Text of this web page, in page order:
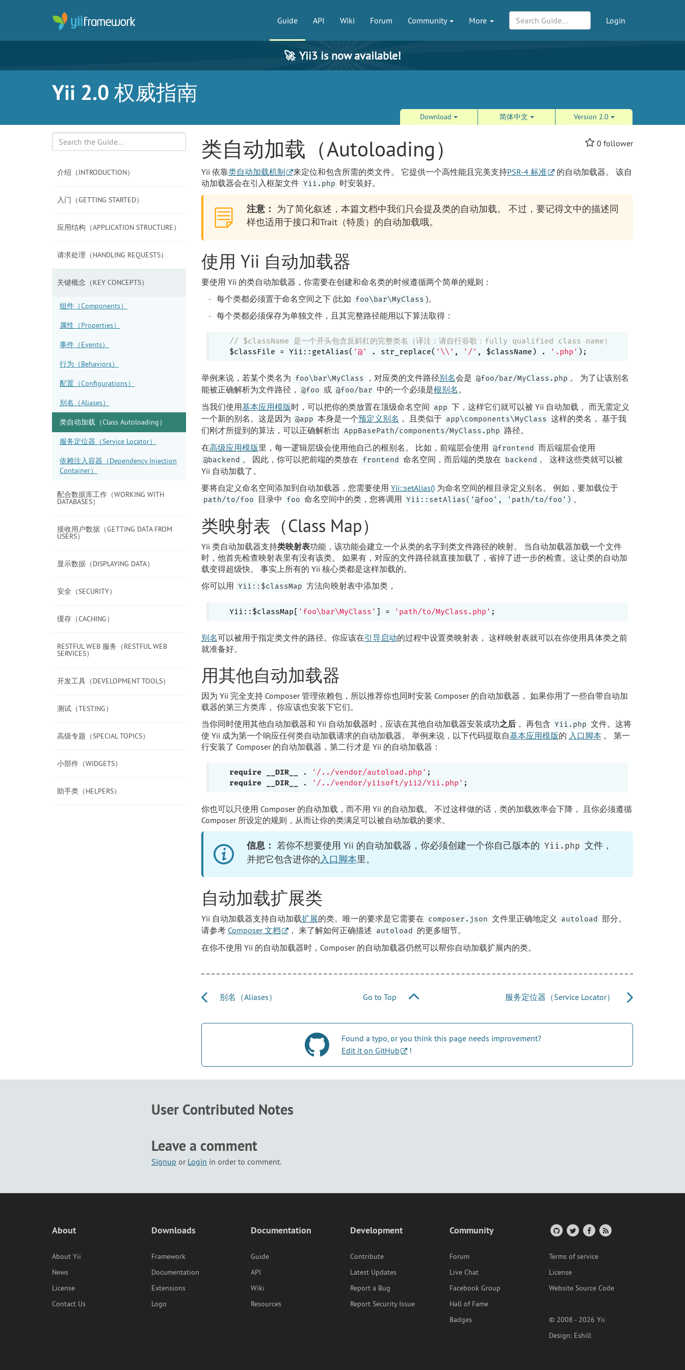
Guide API Wiki Forum Community More Login
🚀 Yii3 is now available!
Yii 2.0 权威指南
Download 简体中文 Version 2.0
介绍（INTRODUCTION）
入门（GETTING STARTED）
应用结构（APPLICATION STRUCTURE）
请求处理（HANDLING REQUESTS）
关键概念（KEY CONCEPTS）
组件（Components）
属性（Properties）
事件（Events）
行为（Behaviors）
配置（Configurations）
别名（Aliases）
类自动加载（Class Autoloading）
服务定位器（Service Locator）
依赖注入容器（Dependency Injection
Container）
配合数据库工作（WORKING WITH
DATABASES）
接收用户数据（GETTING DATA FROM
USERS）
显示数据（DISPLAYING DATA）
安全（SECURITY）
缓存（CACHING）
RESTFUL WEB 服务（RESTFUL WEB
SERVICES）
开发工具（DEVELOPMENT TOOLS）
测试（TESTING）
高级专题（SPECIAL TOPICS）
小部件（WIDGETS）
助手类（HELPERS）
0 follower
类自动加载（Autoloading）
Yii 依靠类自动加载机制 来定位和包含所需的类文件。 它提供一个高性能且完美支持PSR-4 标准
的自动加载器。 该自
动加载器会在引入框架文件 Yii.php 时安装好。
注意： 为了简化叙述，本篇文档中我们只会提及类的自动加载。 不过，要记得文中的描述同
样也适用于接口和Trait（特质）的自动加载哦。
使用 Yii 自动加载器
要使用 Yii 的类自动加载器，你需要在创建和命名类的时候遵循两个简单的规则：
每个类都必须置于命名空间之下 (比如 foo\bar\MyClass )。
每个类都必须保存为单独文件，且其完整路径能用以下算法取得：
// $className 是一个开头包含反斜杠的完整类名（译注：请自行谷歌：fully qualified class name）
$classFile = Yii::getAlias( '@' . str_replace( '\\' , '/' , $className) . '.php'
举例来说，若某个类名为 foo\bar\MyClass ，对应类的文件路径别名会是 @foo/bar/MyClass.php 。 为了让该别名
能被正确解析为文件路径，
@foo 或 @foo/bar 中的一个必须是根别名 。
当我们使用基本应用模版时，可以把你的类放置在顶级命名空间 app 下，这样它们就可以被 Yii 自动加载， 而无需定义
一个新的别名。这是因为 @app 本身是一个预定义别名 ， 且类似于 app\components\MyClass 这样的类名， 基于我
们刚才所提到的算法，可以正确解析出 AppBasePath/components/MyClass.php 路径。
在高级应用模版里，每一逻辑层级会使用他自己的根别名。 比如，前端层会使用 @frontend 而后端层会使用
@backend 。 因此，你可以把前端的类放在 frontend 命名空间，而后端的类放在 backend 。 这样这些类就可以被
Yii 自动加载了。
要将自定义命名空间添加到自动加载器，您需要使用 Yii::setAlias()为命名空间的根目录定义别名。 例如，要加载位于
path/to/foo 目录中 foo 命名空间中的类，您将调用 Yii::setAlias('@foo', 'path/to/foo') 。
类映射表（Class Map）
Yii 类自动加载器支持类映射表功能，该功能会建立一个从类的名字到类文件路径的映射。 当自动加载器加载一个文件
时，他首先检查映射表里有没有该类。 如果有，对应的文件路径就直接加载了，省掉了进一步的检查。这让类的自动加
载变得超级快。 事实上所有的 Yii 核心类都是这样加载的。
你可以用 Yii::$classMap 方法向映射表中添加类，
Yii::$classMap[ 'foo\bar\MyClass' ] = 'path/to/MyClass.php'
别名可以被用于指定类文件的路径。你应该在引导启动的过程中设置类映射表， 这样映射表就可以在你使用具体类之前
就准备好。
用其他自动加载器
因为 Yii 完全支持 Composer 管理依赖包，所以推荐你也同时安装 Composer 的自动加载器， 如果你用了一些自带自动加
载器的第三方类库， 你应该也安装下它们。
当你同时使用其他自动加载器和 Yii 自动加载器时，应该在其他自动加载器安装成功之后， 再包含 Yii.php 文件。这将
使 Yii 成为第一个响应任何类自动加载请求的自动加载器。 举例来说，以下代码提取自基本应用模版的 入口脚本 。 第一
行安装了 Composer 的自动加载器，第二行才是 Yii 的自动加载器：
require __DIR__ . '/../vendor/autoload.php'
require
__DIR__ . '/../vendor/yiisoft/yii2/Yii.php'
你也可以只使用 Composer 的自动加载，而不用 Yii 的自动加载。 不过这样做的话，类的加载效率会下降， 且你必须遵循
Composer 所设定的规则，从而让你的类满足可以被自动加载的要求。
信息： 若你不想要使用 Yii 的自动加载器，你必须创建一个你自己版本的 Yii.php 文件，
并把它包含进你的 入口脚本里。
自动加载扩展类
Yii 自动加载器支持自动加载扩展的类。唯一的要求是它需要在 composer.json 文件里正确地定义 autoload
部分。
请参考 Composer 文档 ， 来了解如何正确描述 autoload
的更多细节。
在你不使用 Yii 的自动加载器时，Composer 的自动加载器仍然可以帮你自动加载扩展内的类。
别名（Aliases） Go to Top 服务定位器（Service Locator）
Found a typo, or you think this page needs improvement?
Edit it on GitHub
!
User Contributed Notes
Leave a comment
Signup or Login in order to comment.
About
About Yii
News
License
Contact Us
Downloads
Framework
Documentation
Extensions
Logo
Documentation
Guide
API
Wiki
Resources
Development
Contribute
Latest Updates
Report a Bug
Report Security Issue
Community
Forum
Live Chat
Facebook Group
Hall of Fame
Badges
Terms of service
License
Website Source Code
© 2008 - 2026 Yii
Design: Eshill